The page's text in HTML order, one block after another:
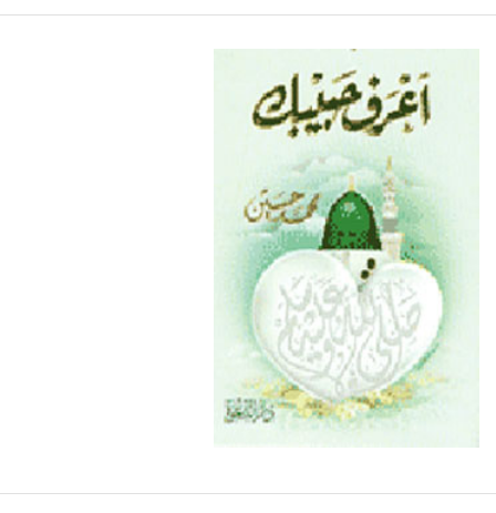
الهجرة دروس وعبر
من تراث الشيح محمد حسين عيسى رحمه الله تهنئة بحلول
من تراث الشيح محمد حسين عيسى رحمه الله تهنئة بحلول